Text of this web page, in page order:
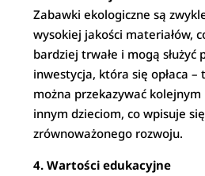
Zabawki ekologiczne są
wysokiej jakości materiałów,
bardziej trwałe i mogą służyć
inwestycja, która się opłaca
można przekazywać
innym dzieciom, co wpisuje
zrównoważonego rozwoju.
4. Wartości edukacyjne